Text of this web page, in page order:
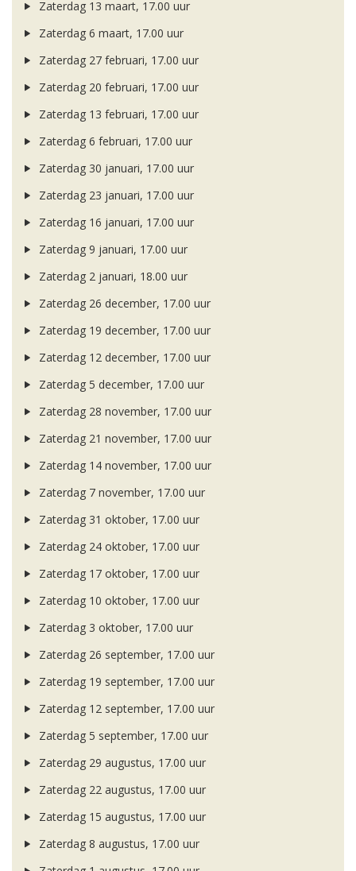
Zaterdag 13 maart, 17.00 uur
Zaterdag 6 maart, 17.00 uur
Zaterdag 27 februari, 17.00 uur
Zaterdag 20 februari, 17.00 uur
Zaterdag 13 februari, 17.00 uur
Zaterdag 6 februari, 17.00 uur
Zaterdag 30 januari, 17.00 uur
Zaterdag 23 januari, 17.00 uur
Zaterdag 16 januari, 17.00 uur
Zaterdag 9 januari, 17.00 uur
Zaterdag 2 januari, 18.00 uur
Zaterdag 26 december, 17.00 uur
Zaterdag 19 december, 17.00 uur
Zaterdag 12 december, 17.00 uur
Zaterdag 5 december, 17.00 uur
Zaterdag 28 november, 17.00 uur
Zaterdag 21 november, 17.00 uur
Zaterdag 14 november, 17.00 uur
Zaterdag 7 november, 17.00 uur
Zaterdag 31 oktober, 17.00 uur
Zaterdag 24 oktober, 17.00 uur
Zaterdag 17 oktober, 17.00 uur
Zaterdag 10 oktober, 17.00 uur
Zaterdag 3 oktober, 17.00 uur
Zaterdag 26 september, 17.00 uur
Zaterdag 19 september, 17.00 uur
Zaterdag 12 september, 17.00 uur
Zaterdag 5 september, 17.00 uur
Zaterdag 29 augustus, 17.00 uur
Zaterdag 22 augustus, 17.00 uur
Zaterdag 15 augustus, 17.00 uur
Zaterdag 8 augustus, 17.00 uur